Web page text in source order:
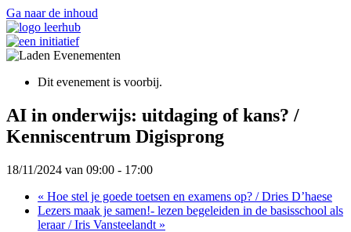
Ga naar de inhoud
Dit evenement is voorbij.
AI in onderwijs: uitdaging of kans? /
Kenniscentrum Digisprong
18/11/2024 van 09:00 - 17:00
« Hoe stel je goede toetsen en examens op? / Dries D’haese
Lezers maak je samen!- lezen begeleiden in de basisschool als
leraar / Iris Vansteelandt »